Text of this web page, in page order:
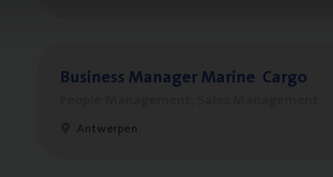
Busi­ness Mana­ger Mari­ne Cargo
Antwerpen